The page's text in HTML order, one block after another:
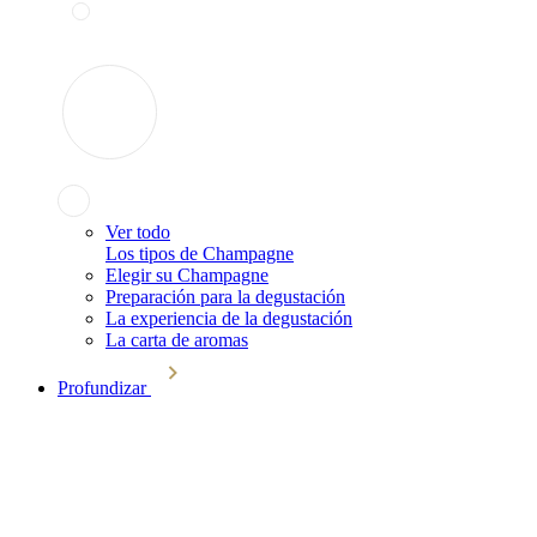
Ver todo
Los tipos de Champagne
Elegir su Champagne
Preparación para la degustación
La experiencia de la degustación
La carta de aromas
Profundizar